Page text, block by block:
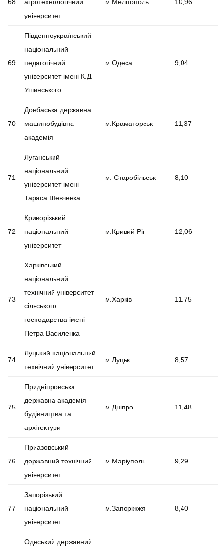
68
агротехнологічний
університет
м.Мелітополь 10,96
69
Південноукраїнський
національний
педагогічний
університет імені К.Д.
Ушинського
м.Одеса 9,04
70
Донбаська державна
машинобудівна
академія
м.Краматорськ 11,37
71
Луганський
національний
університет імені
Тараса Шевченка
м. Старобільськ 8,10
72
Криворізький
національний
університет
м.Кривий Ріг 12,06
73
Харківський
національний
технічний університет
сільського
господарства імені
Петра Василенка
м.Харків 11,75
74
Луцький національний
технічний університет
м.Луцьк 8,57
75
Придніпровська
державна академія
будівництва та
архітектури
м.Дніпро 11,48
76
Приазовський
державний технічний
університет
м.Маріуполь 9,29
77
Запорізький
національний
університет
м.Запоріжжя 8,40
Одеський державний